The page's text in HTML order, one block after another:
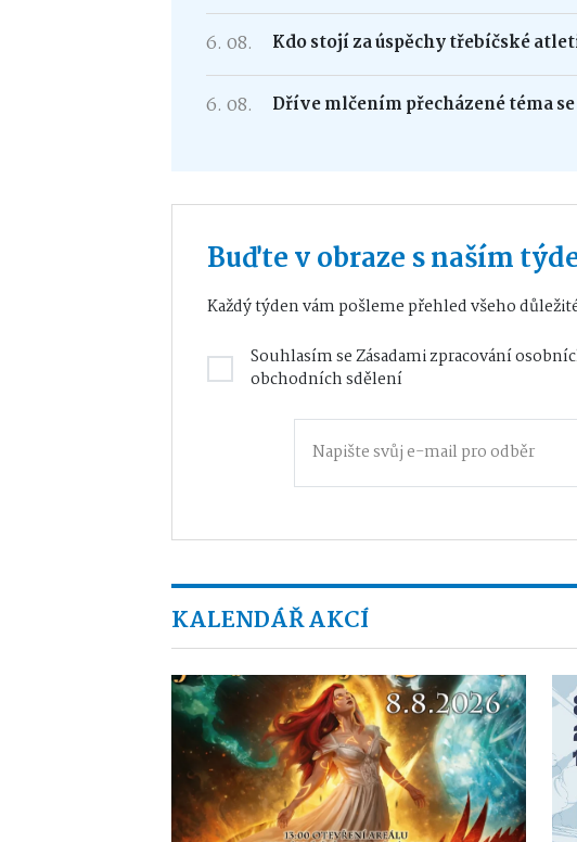
6. 08. Kdo stojí za úspěchy třebíčské
6. 08. Dříve mlčením přecházené téma
Buďte v obraze s naším
Každý týden vám pošleme přehled všeho
Souhlasím seZásadami zpracování
obchodních sdělení
KALENDÁŘ AKCÍ